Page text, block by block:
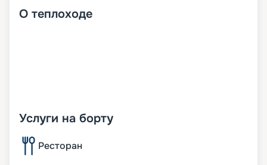
О теплоходе
Услуги на борту
Ресторан